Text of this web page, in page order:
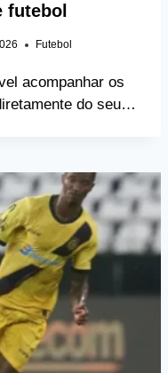
futebol
Futebol
acompanhar os
do seu…